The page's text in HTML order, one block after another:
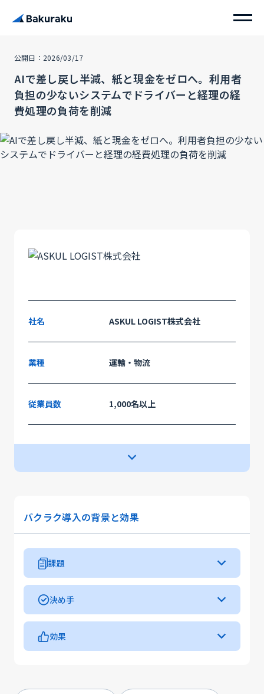
公開日：2026/03/17
AIで差し戻し半減、紙と現金をゼロへ。利用者
負担の少ないシステムでドライバーと経理の経
費処理の負荷を削減
バクラク導入の背景と効果
課題
・インボイス制度に伴う確認や、仕訳の負担が急増し
ていた
・全国の拠点で小口現金を管理しており、手間と盗難
・申請にミスが多く、経理課による差し戻しが毎月全
決め手
・AI-OCRの精度が高く、直感的に操作できる迷わな
い画面
・請求書受領と経費精算をワンパッケージで運用でき
効果
・経理部からの差し戻し件数が半分以下に減少した
社名 ASKUL LOGIST株式会社
業種 運輸・物流
従業員数
1,000名以上
サービス
課題・目的
ペーパーレス化
入力ミスや不正防止
小口現金の削減